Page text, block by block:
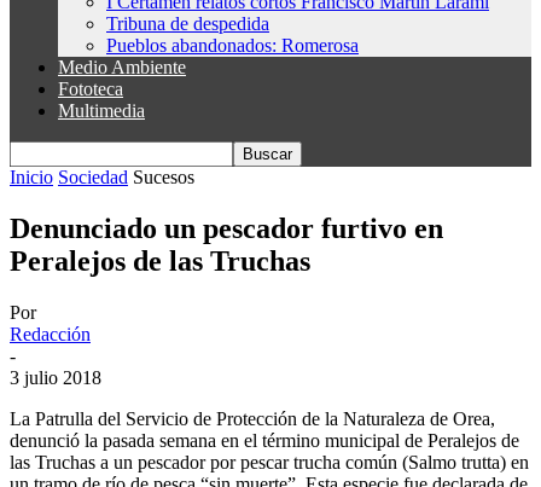
Tribuna de despedida
Pueblos abandonados: Romerosa
Medio Ambiente
Fototeca
Multimedia
Inicio Sociedad Sucesos
Denunciado un pescador furtivo en
Peralejos de las Truchas
Por
Redacción
-
3 julio 2018
La Patrulla del Servicio de Protección de la Naturaleza de Orea,
denunció la pasada semana en el término municipal de Peralejos de
las Truchas a un pescador por pescar trucha común (Salmo trutta) en